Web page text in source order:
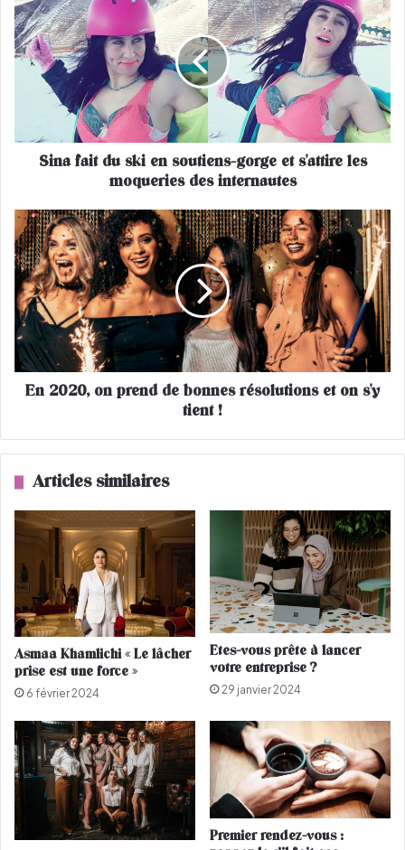
i
n
a
d
e
n
s
o
u
t
i
e
g
e
e
'
a
t
t
i
r
l
e
s
m
o
q
u
Sina fait du ski en soutiens-gorge et s'attire les
moqueries des internautes
E
n
2
0
2
0
,
o
n
b
s
r
é
s
o
u
t
i
o
s
e
En 2020, on prend de bonnes résolutions et on s'y
tient !
Articles similaires
Asmaa Khamlichi « Le lâcher
prise est une force »
6 février 2024
Etes-vous prête à lancer
votre entreprise ?
29 janvier 2024
Premier rendez-vous :